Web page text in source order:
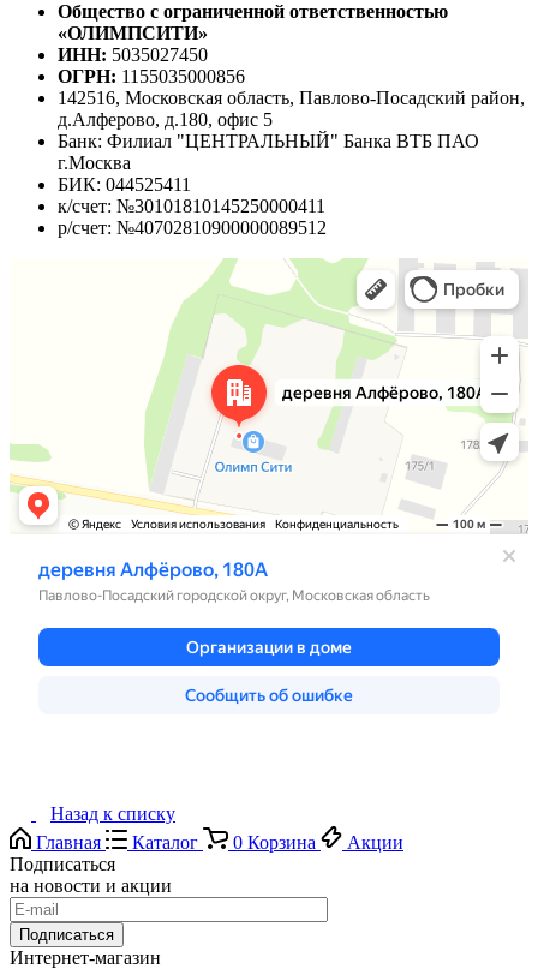
Общество с ограниченной ответственностью
«ОЛИМПСИТИ»
ИНН: 5035027450
ОГРН: 1155035000856
142516, Московская область, Павлово-Посадский район,
д.Алферово, д.180, офис 5
Банк: Филиал "ЦЕНТРАЛЬНЫЙ" Банка ВТБ ПАО
г.Москва
БИК: 044525411
к/счет: №30101810145250000411
р/счет: №40702810900000089512
Назад к списку
Главная
Каталог 0 Корзина
Акции
Подписаться
на новости и акции
Подписаться
Интернет-магазин